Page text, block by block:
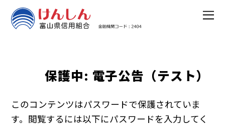
保護中: 電子公告（テスト）
このコンテンツはパスワードで保護されていま
す。閲覧するには以下にパスワードを入力してく